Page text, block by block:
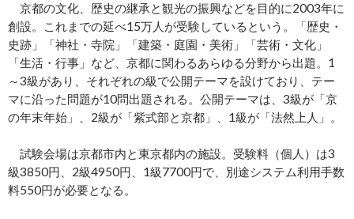
京都の文化、歴史の継承と観光の振興などを目的に2003年に
創設。これまでの延べ15万人が受験しているという。「歴史・
史跡」「神社・寺院」「建築・庭園・美術」「芸術・文化」
「生活・行事」など、京都に関わるあらゆる分野から出題。1
～3級があり、それぞれの級で公開テーマを設けており、テー
マに沿った問題が10問出題される。公開テーマは、3級が「京
の年末年始」、2級が「紫式部と京都」、1級が「法然上人」。
試験会場は京都市内と東京都内の施設。受験料（個人）は3
級3850円、2級4950円、1級7700円で、別途システム利用手数
料550円が必要となる。